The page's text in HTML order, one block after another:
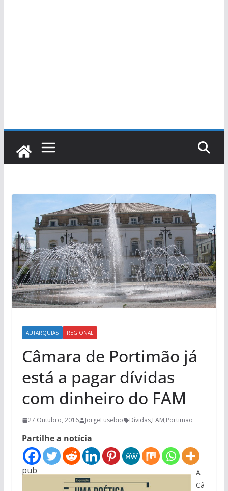
AUTARQUIAS REGIONAL
Câmara de Portimão já
está a pagar dívidas
com dinheiro do FAM
27 Outubro, 2016 JorgeEusebio Dívidas,FAM,Portimão
Partilhe a notícia
pub
A
Câ